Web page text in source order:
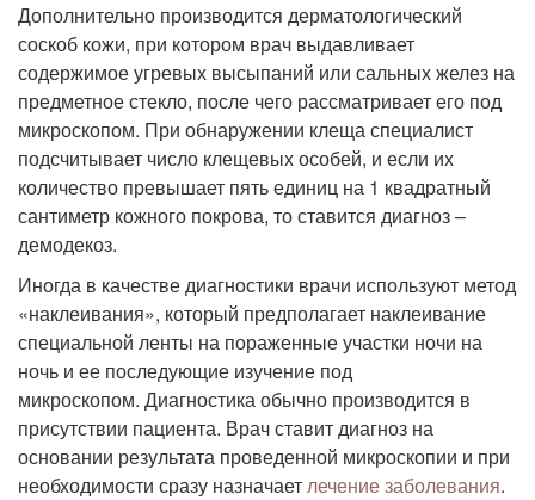
Дополнительно производится дерматологический
соскоб кожи, при котором врач выдавливает
содержимое угревых высыпаний или сальных желез на
предметное стекло, после чего рассматривает его под
микроскопом. При обнаружении клеща специалист
подсчитывает число клещевых особей, и если их
количество превышает пять единиц на 1 квадратный
сантиметр кожного покрова, то ставится диагноз –
демодекоз.
Иногда в качестве диагностики врачи используют метод
«наклеивания», который предполагает наклеивание
специальной ленты на пораженные участки ночи на
ночь и ее последующие изучение под
микроскопом. Диагностика обычно производится в
присутствии пациента. Врач ставит диагноз на
основании результата проведенной микроскопии и при
необходимости сразу назначаетлечение заболевания.